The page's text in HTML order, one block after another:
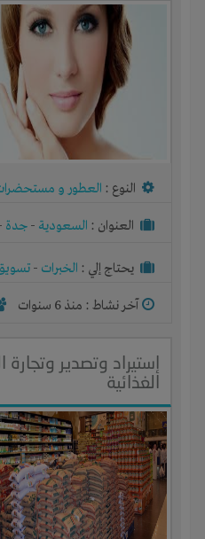
النوع : العطور و
العنوان : السعودية - جدة
يحتاج إلي : الخبرات -
آخر نشاط : منذ 6 سنوات
إستيراد وتصدير
الغذائية